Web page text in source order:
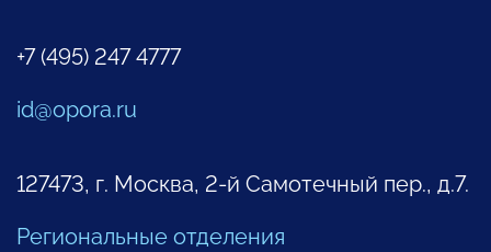
+7 (495) 247 4777
id@opora.ru
127473, г. Москва, 2-й Самотечный пер., д.7.
Региональные отделения